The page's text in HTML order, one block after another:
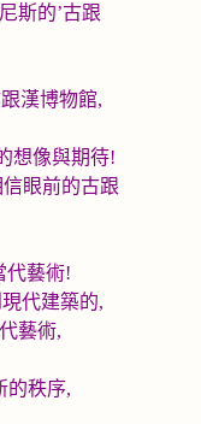
斯的’古跟
漢博物館,
想像與期待!
眼前的古跟
代藝術!
代建築的,
藝術,
的秩序,